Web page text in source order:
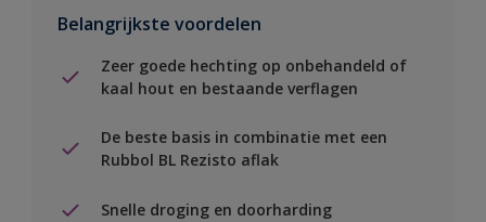
Belangrijkste voordelen
Zeer goede hechting op onbehandeld of
kaal hout en bestaande verflagen
De beste basis in combinatie met een
Rubbol BL Rezisto aflak
Snelle droging en doorharding